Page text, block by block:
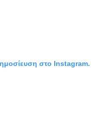
στο Instagram.